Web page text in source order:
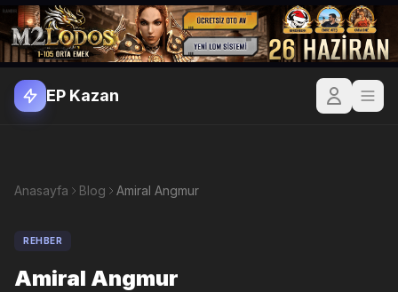
EP Kazan
Anasayfa Blog Amiral Angmur
REHBER
Amiral Angmur